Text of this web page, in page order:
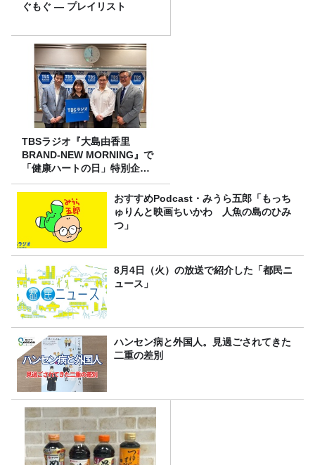
ぐもぐ ― プレイリスト
TBSラジオ『大島由香里
BRAND-NEW MORNING』で
「健康ハートの日」特別企画
を8/10（月）に放送
おすすめPodcast・みうら五郎「もっち
ゅりんと映画ちいかわ 人魚の島のひみ
つ」
8月4日（火）の放送で紹介した「都民ニ
ュース」
ハンセン病と外国人。見過ごされてきた
二重の差別